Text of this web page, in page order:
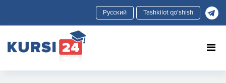
Tashkilot qo'shish